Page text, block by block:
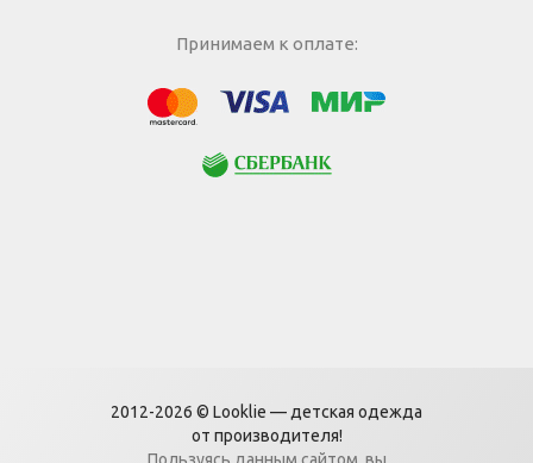
Принимаем к оплате:
2012-2026 © Looklie — детская одежда
от производителя!